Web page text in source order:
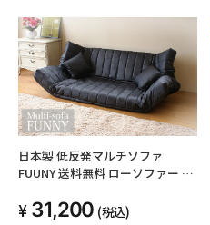
日本製 低反発マルチソファ
FUUNY 送料無料 ローソファー 2
ファー ソファー リビングソファ
31,200 (税込)